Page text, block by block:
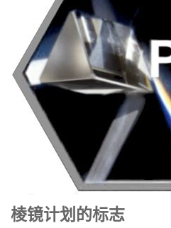
棱镜计划的标志